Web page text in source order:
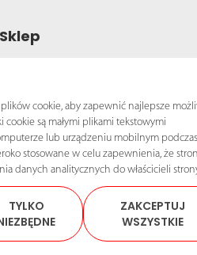
Sklep
ANRO Wszelkie prawa zastrzeżone
plików cookie, aby zapewnić najlepsze
są małymi plikami tekstowymi
lub urządzeniu mobilnym podczas
stosowane w celu zapewnienia, że
danych analitycznych do właścicieli
TYLKO
ZAKCEPTUJ
WSZYSTKIE